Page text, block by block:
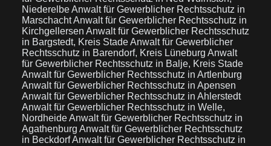
NiederelbeAnwalt für Gewerblicher Rechtsschutz in
MarschachtAnwalt für Gewerblicher Rechtsschutz in
Kirchgellersen Anwalt für Gewerblicher Rechtsschutz
in Bargstedt, Kreis StadeAnwalt für Gewerblicher
Rechtsschutz in Barendorf, Kreis Lüneburg Anwalt
für Gewerblicher Rechtsschutz in Balje, Kreis Stade
Anwalt für Gewerblicher Rechtsschutz in Artlenburg
Anwalt für Gewerblicher Rechtsschutz in Apensen
Anwalt für Gewerblicher Rechtsschutz in Ahlerstedt
Anwalt für Gewerblicher Rechtsschutz in Welle,
NordheideAnwalt für Gewerblicher Rechtsschutz in
Agathenburg Anwalt für Gewerblicher Rechtsschutz
in BeckdorfAnwalt für Gewerblicher Rechtsschutz in